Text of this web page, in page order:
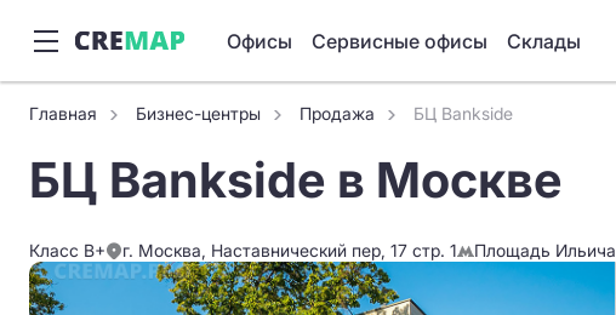
Офисы Сервисные офисы Склады
Главная Бизнес-центры Продажа БЦ Bankside
БЦ Bankside в Москве
Класс B+ г. Москва, Наставнический пер, 17 стр. 1 Площадь Ильича